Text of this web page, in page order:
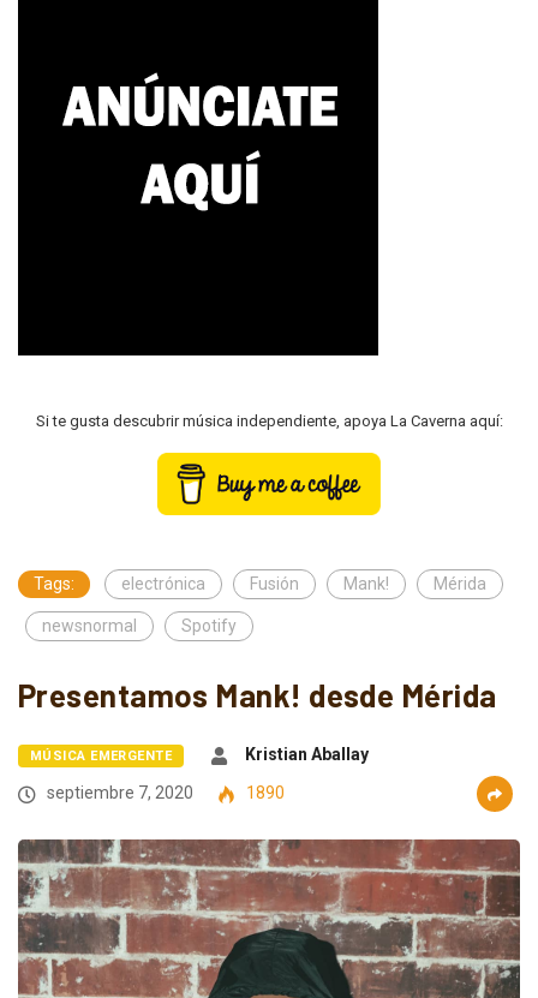
Si te gusta descubrir música independiente, apoya La Caverna aquí:
Tags: electrónica Fusión Mank! Mérida
newsnormal Spotify
Presentamos Mank! desde Mérida
MÚSICA EMERGENTE
Kristian Aballay
septiembre 7, 2020
1890